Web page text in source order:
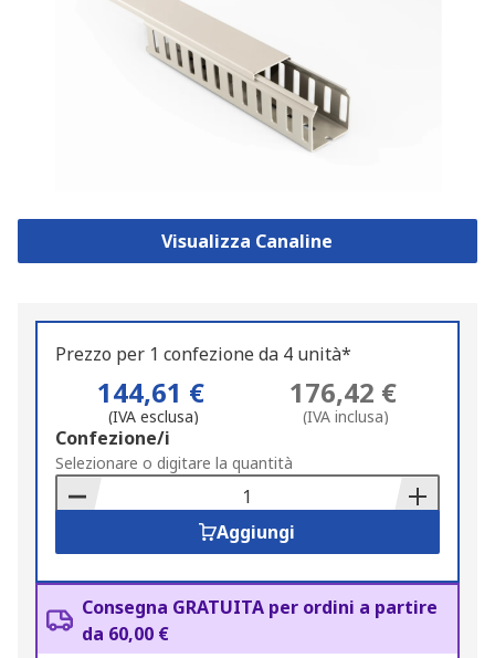
Visualizza Canaline
Prezzo per 1 confezione da 4 unità*
144,61 €
(IVA esclusa)
176,42 €
(IVA inclusa)
Add
to
Basket
Confezione/i
Selezionare o digitare la quantità
Aggiungi
Consegna GRATUITA per ordini a partire
da 60,00 €